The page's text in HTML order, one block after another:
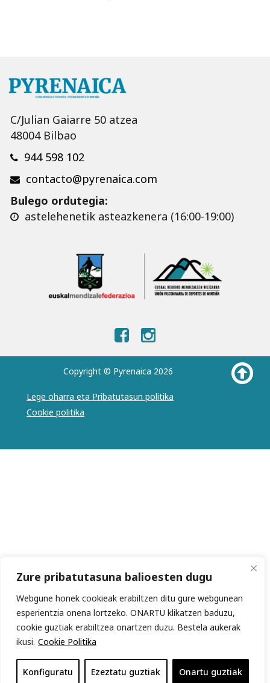
Zure pribatutasuna balioesten dugu
Webgune honek cookieak erabiltzen ditu gure webgunean
esperientzia onena lortzeko. ONARTU klikatzen baduzu,
cookie guztiak erabiltzea onartzen duzu. Bestela aukerak
ikusi. Cookie Politika
Konfiguratu Ezeztatu guztiak Onartu guztiak
C/Julian Gaiarre 50 atzea
48004 Bilbao
944 598 102
contacto@pyrenaica.com
Bulego ordutegia:
astelehenetik asteazkenera (16:00-19:00)
Copyright © Pyrenaica 2026
Lege oharra eta Pribatutasun politika
Cookie politika